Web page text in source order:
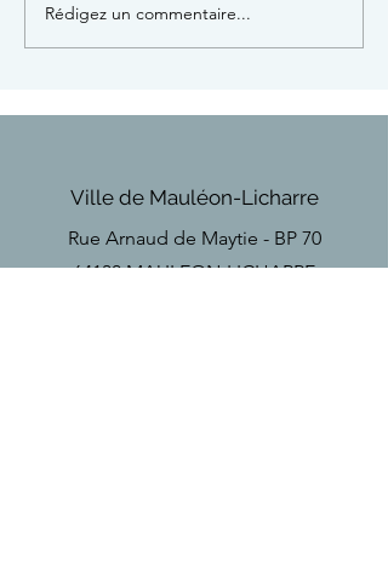
Bota : mercredi 12 août à
19h au fronton de la
Rédigez un commentaire...
Ville de Mauléon-Licharre
Rue Arnaud de Maytie - BP 70
64130 MAULEON-LICHARRE